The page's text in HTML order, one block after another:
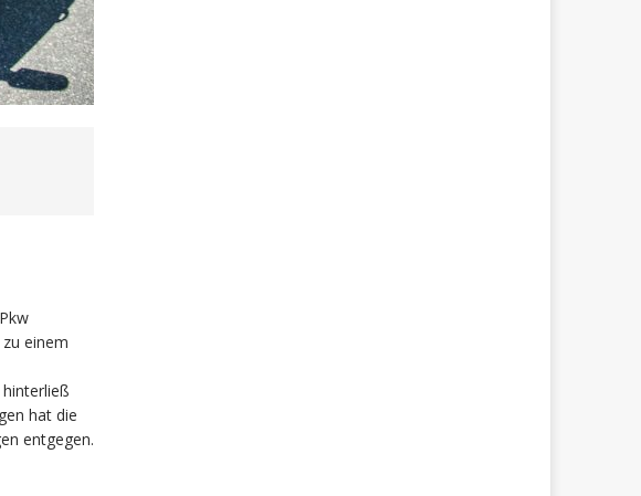
einem
hat die
entgegen.